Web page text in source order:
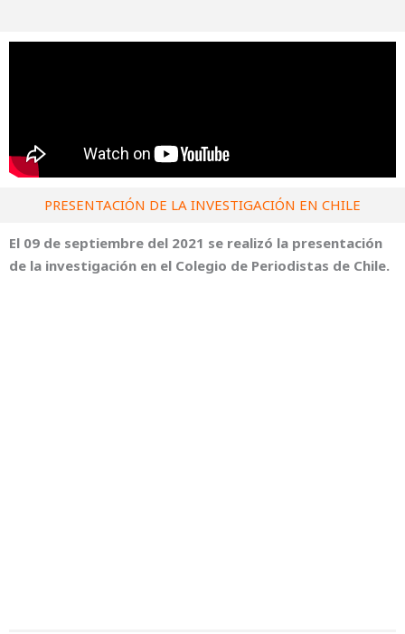
PRESENTACIÓN DE LA INVESTIGACIÓN EN CHILE
El 09 de septiembre del 2021 se realizó la presentación
de la investigación en el Colegio de Periodistas de Chile.